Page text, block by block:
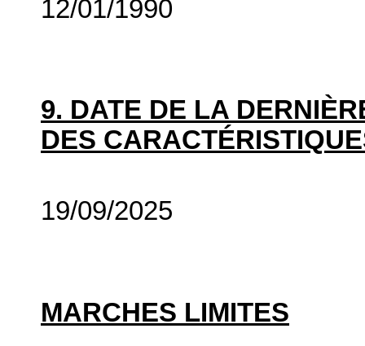
12/01/1990
9. DATE DE LA
DES
19/09/2025
MARCHES LIMITES